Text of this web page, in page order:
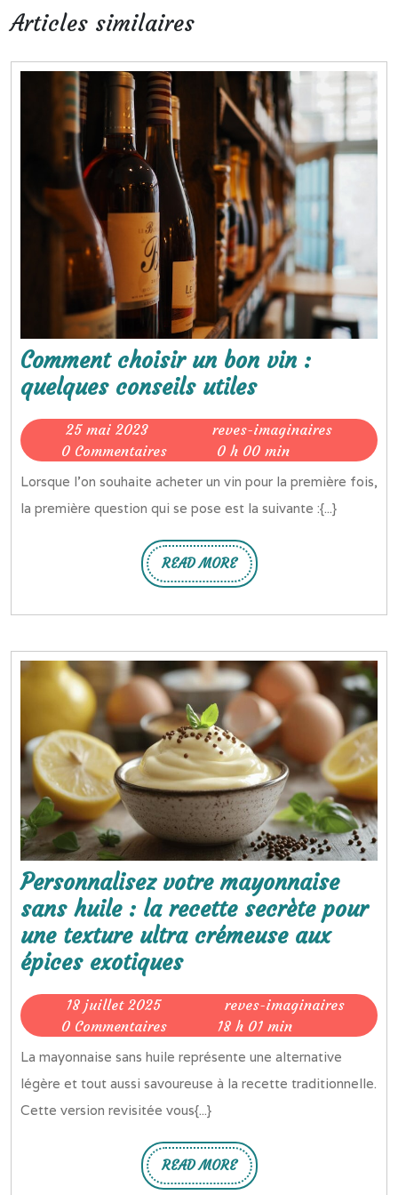
Articles similaires
Comment choisir un bon vin :
quelques conseils utilesComment
choisir
un
bon
vin
:
quelques
conseils
25 mai 202325
mai
reves-imaginairesreves-
0 Commentaires 0 h 00 min
Lorsque l’on souhaite acheter un vin pour la première fois,
la première question qui se pose est la suivante :{...}
READ MORE
READ
MORE
Personnalisez votre mayonnaise
sans huile : la recette secrète pour
une texture ultra crémeuse aux
épices exotiquesPersonnalisez
votre
mayonnaise
sans
huile
:
la
recette
secrète
18 juillet 202518
juillet
reves-imaginairesreves-
0 Commentaires 18 h 01 min
La mayonnaise sans huile représente une alternative
légère et tout aussi savoureuse à la recette traditionnelle.
Cette version revisitée vous{...}
READ MORE
READ
MORE